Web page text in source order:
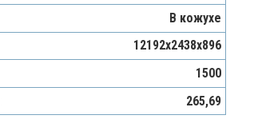
В кожухе
12192х2438х896
1500
265,69